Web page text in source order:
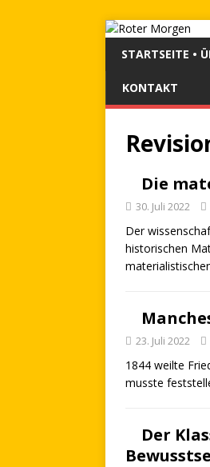
STARTSEITE •
KONTAKT
Die
30. Juli 2022
Der
historischen
23. Juli 2022
1844 weilte
musste
Der